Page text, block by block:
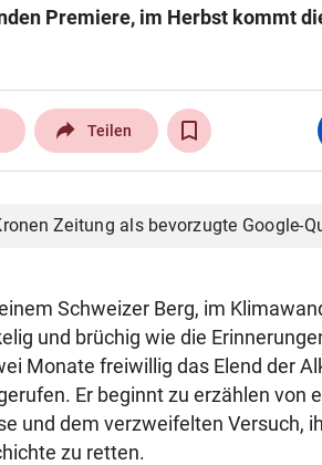
Premiere, im Herbst kommt
Teilen
Zeitung als bevorzugte Google-
Schweizer Berg, im
und brüchig wie die
Monate freiwillig das Elend der
Er beginnt zu erzählen von
und dem verzweifelten Versuch,
zu retten.